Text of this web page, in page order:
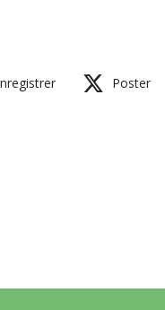
Poster